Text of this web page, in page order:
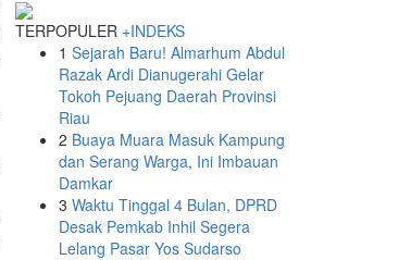
TERPOPULER +INDEKS
1 Sejarah Baru! Almarhum Abdul
Razak Ardi Dianugerahi Gelar
Tokoh Pejuang Daerah Provinsi
Riau
2 Buaya Muara Masuk Kampung
dan Serang Warga, Ini Imbauan
Damkar
3 Waktu Tinggal 4 Bulan, DPRD
Desak Pemkab Inhil Segera
Lelang Pasar Yos Sudarso